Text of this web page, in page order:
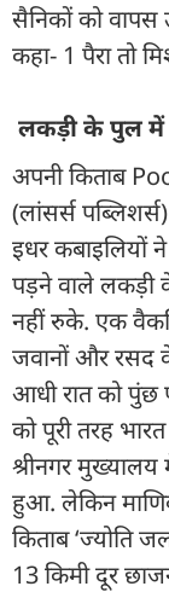
सैनिकों को
कहा- 1 पैरा तो
लकड़ी के पुल में
अपनी किताब
(लांसर्स
इधर कबाइलियों
पड़ने वाले लकड़ी
नहीं रुके. एक
जवानों और रसद
आधी रात को पुंछ
को पूरी तरह
श्रीनगर
हुआ. लेकिन
किताब ‘ज्योति
13 किमी दूर